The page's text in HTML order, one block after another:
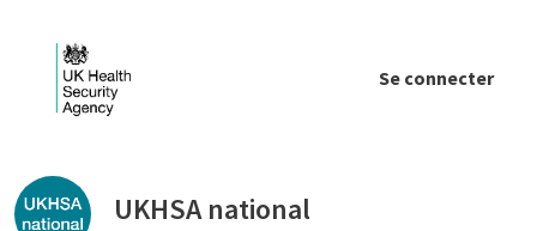
Se connecter
Public library - UKHSA national
UKHSA national